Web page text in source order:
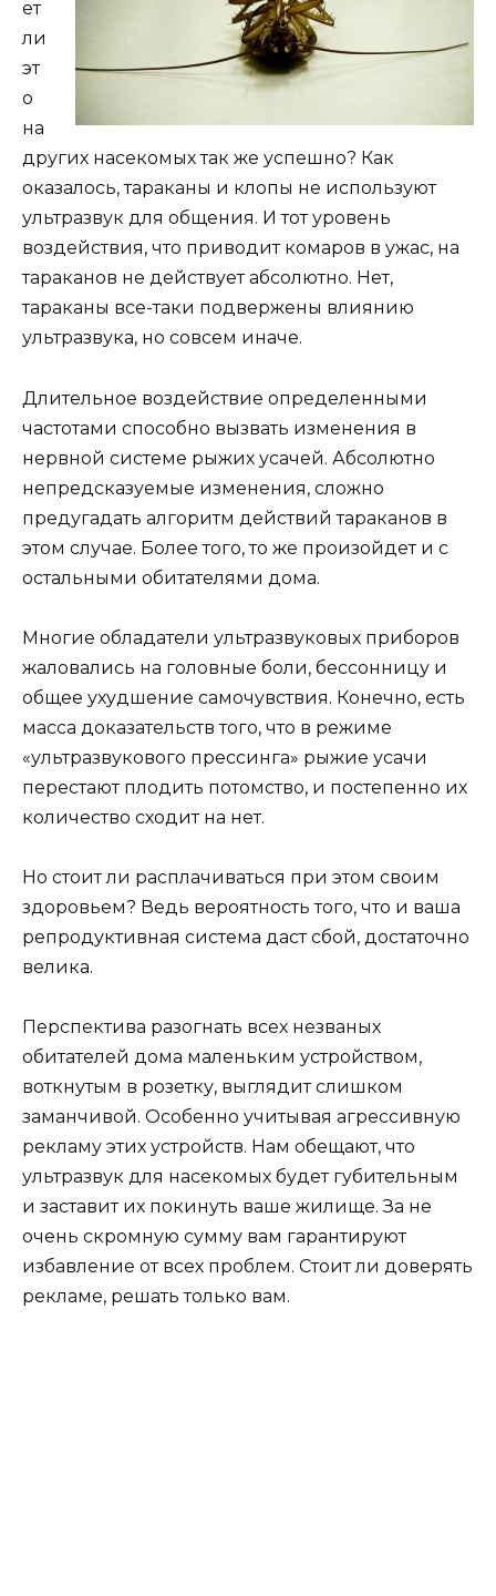
ет
ли
эт
о
на
других насекомых так же успешно? Как
оказалось, тараканы и клопы не используют
ультразвук для общения. И тот уровень
воздействия, что приводит комаров в ужас, на
тараканов не действует абсолютно. Нет,
тараканы все-таки подвержены влиянию
ультразвука, но совсем иначе.
Длительное воздействие определенными
частотами способно вызвать изменения в
нервной системе рыжих усачей. Абсолютно
непредсказуемые изменения, сложно
предугадать алгоритм действий тараканов в
этом случае. Более того, то же произойдет и с
остальными обитателями дома.
Многие обладатели ультразвуковых приборов
жаловались на головные боли, бессонницу и
общее ухудшение самочувствия. Конечно, есть
масса доказательств того, что в режиме
«ультразвукового прессинга» рыжие усачи
перестают плодить потомство, и постепенно их
количество сходит на нет.
Но стоит ли расплачиваться при этом своим
здоровьем? Ведь вероятность того, что и ваша
репродуктивная система даст сбой, достаточно
велика.
Перспектива разогнать всех незваных
обитателей дома маленьким устройством,
воткнутым в розетку, выглядит слишком
заманчивой. Особенно учитывая агрессивную
рекламу этих устройств. Нам обещают, что
ультразвук для насекомых будет губительным
и заставит их покинуть ваше жилище. За не
очень скромную сумму вам гарантируют
избавление от всех проблем. Стоит ли доверять
рекламе, решать только вам.